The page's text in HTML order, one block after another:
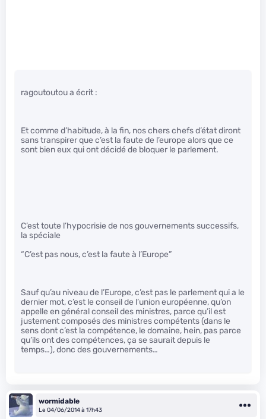
ragoutoutou a écrit :
Et comme d’habitude, à la fin, nos chers chefs d’état diront
sans transpirer que c’est la faute de l’europe alors que ce
sont bien eux qui ont décidé de bloquer le parlement.
C’est toute l’hypocrisie de nos gouvernements successifs,
la spéciale
“C’est pas nous, c’est la faute à l’Europe”
Sauf qu’au niveau de l’Europe, c’est pas le parlement qui a le
dernier mot, c’est le conseil de l’union européenne, qu’on
appelle en général conseil des ministres, parce qu’il est
justement composés des ministres compétents (dans le
sens dont c’est la compétence, le domaine, hein, pas parce
qu’ils ont des compétences, ça se saurait depuis le
temps…), donc des gouvernements…
wormidable
Le 04/06/2014 à 17h43